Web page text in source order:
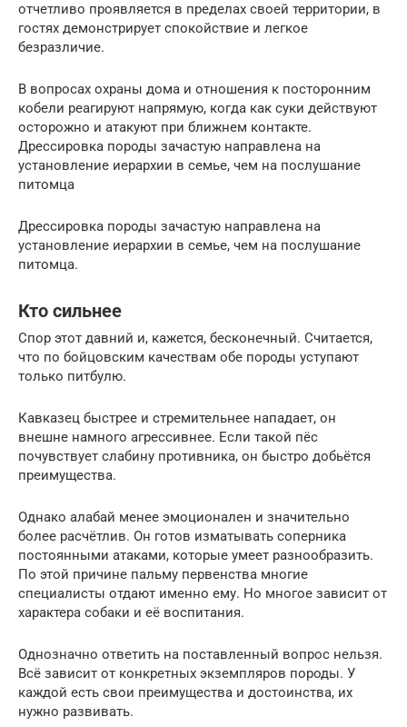
отчетливо проявляется в пределах своей территории, в
гостях демонстрирует спокойствие и легкое
безразличие.
В вопросах охраны дома и отношения к посторонним
кобели реагируют напрямую, когда как суки действуют
осторожно и атакуют при ближнем контакте.
Дрессировка породы зачастую направлена на
установление иерархии в семье, чем на послушание
питомца
Дрессировка породы зачастую направлена на
установление иерархии в семье, чем на послушание
питомца.
Кто сильнее
Спор этот давний и, кажется, бесконечный. Считается,
что по бойцовским качествам обе породы уступают
только питбулю.
Кавказец быстрее и стремительнее нападает, он
внешне намного агрессивнее. Если такой пёс
почувствует слабину противника, он быстро добьётся
преимущества.
Однако алабай менее эмоционален и значительно
более расчётлив. Он готов изматывать соперника
постоянными атаками, которые умеет разнообразить.
По этой причине пальму первенства многие
специалисты отдают именно ему. Но многое зависит от
характера собаки и её воспитания.
Однозначно ответить на поставленный вопрос нельзя.
Всё зависит от конкретных экземпляров породы. У
каждой есть свои преимущества и достоинства, их
нужно развивать.